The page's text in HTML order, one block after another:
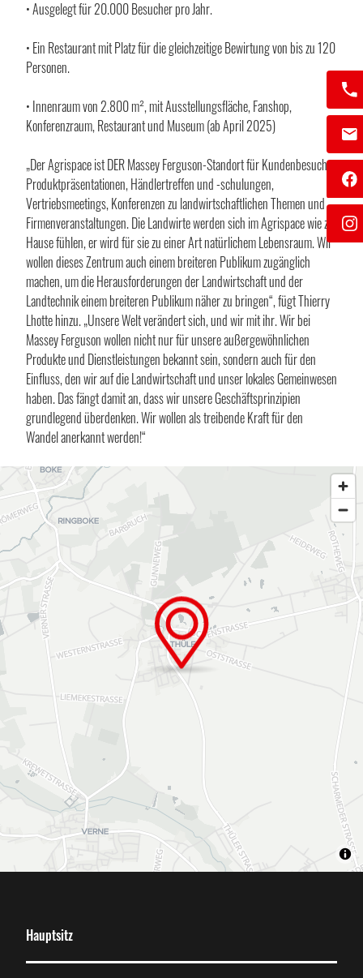
• Ausgelegt für 20.000 Besucher pro Jahr.
• Ein Restaurant mit Platz für die gleichzeitige Bewirtung von bis zu 120
Personen.
• Innenraum von 2.800 m², mit Ausstellungsfläche, Fanshop,
Konferenzraum, Restaurant und Museum (ab April 2025)
„Der Agrispace ist DER Massey Ferguson-Standort für Kundenbesuche,
Produktpräsentationen, Händlertreffen und -schulungen,
Vertriebsmeetings, Konferenzen zu landwirtschaftlichen Themen und
Firmenveranstaltungen. Die Landwirte werden sich im Agrispace wie zu
Hause fühlen, er wird für sie zu einer Art natürlichem Lebensraum. Wir
wollen dieses Zentrum auch einem breiteren Publikum zugänglich
machen, um die Herausforderungen der Landwirtschaft und der
Landtechnik einem breiteren Publikum näher zu bringen“, fügt Thierry
Lhotte hinzu. „Unsere Welt verändert sich, und wir mit ihr. Wir bei
Massey Ferguson wollen nicht nur für unsere außergewöhnlichen
Produkte und Dienstleistungen bekannt sein, sondern auch für den
Einfluss, den wir auf die Landwirtschaft und unser lokales Gemeinwesen
haben. Das fängt damit an, dass wir unsere Geschäftsprinzipien
grundlegend überdenken. Wir wollen als treibende Kraft für den
Wandel anerkannt werden!“
Hauptsitz